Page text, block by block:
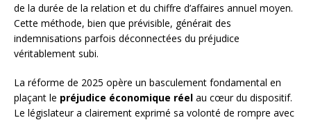
de la durée de la relation et du chiffre d’affaires annuel moyen.
Cette méthode, bien que prévisible, générait des
indemnisations parfois déconnectées du préjudice
véritablement subi.
La réforme de 2025 opère un basculement fondamental en
plaçant le préjudice économique réel au cœur du dispositif.
Le législateur a clairement exprimé sa volonté de rompre avec